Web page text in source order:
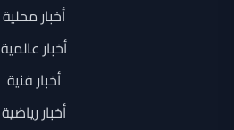
أخبار محلية
أخبار عالمية
أخبار فنية
أخبار رياضية